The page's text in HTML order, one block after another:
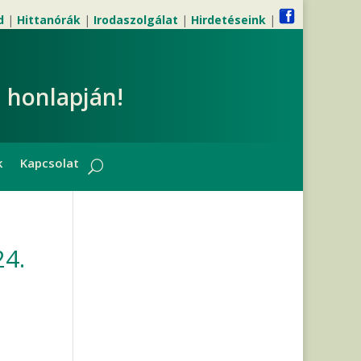
| Hittanórák| Irodaszolgálat | Hirdetéseink|
honlapján!
Kapcsolat